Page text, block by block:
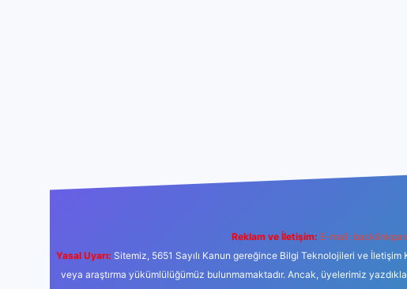
Reklam ve İletişim: E-mail:
Yasal Uyarı: Sitemiz, 5651 Sayılı Kanun gereğince Bilgi Teknolojileri ve
veya araştırma yükümlülüğümüz bulunmamaktadır. Ancak, üyelerimiz